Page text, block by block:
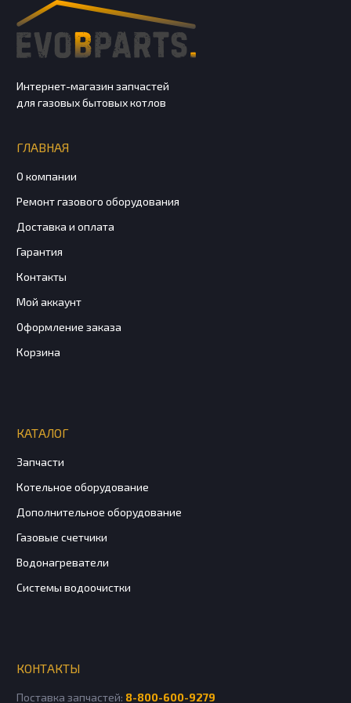
Интернет-магазин запчастей
для газовых бытовых котлов
ГЛАВНАЯ
О компании
Ремонт газового оборудования
Доставка и оплата
Гарантия
Контакты
Мой аккаунт
Оформление заказа
Корзина
КАТАЛОГ
Запчасти
Котельное оборудование
Дополнительное оборудование
Газовые счетчики
Водонагреватели
Системы водоочистки
КОНТАКТЫ
Поставка запчастей: 8-800-600-9279